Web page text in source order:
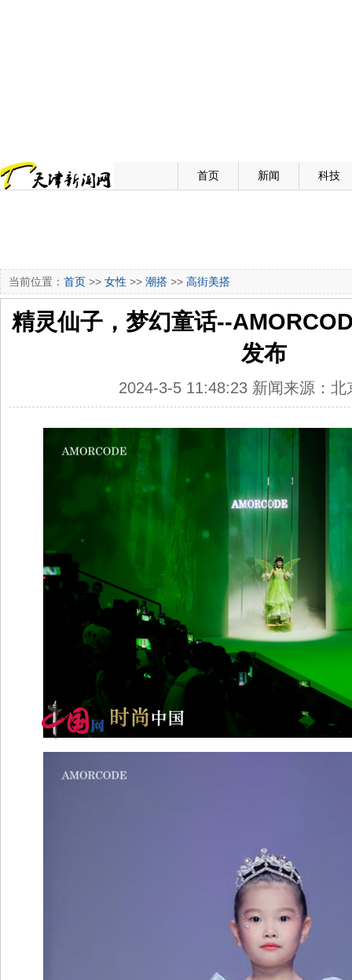
首页 新闻 科技
当前位置： 首页 >> 女性 >> 潮搭 >> 高街美搭
精灵仙子，梦幻童话--
发布
2024-3-5 11:48:23 新闻来源：北